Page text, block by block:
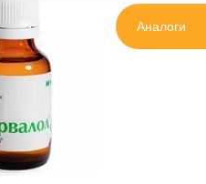
Аналоги